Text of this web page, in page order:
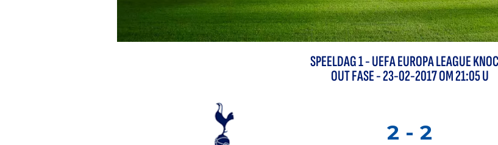
SPEELDAG1-UEFA EUROPA LEAGUE
OUT FASE- 23-02-2017 OM 21:05 U
2 - 2